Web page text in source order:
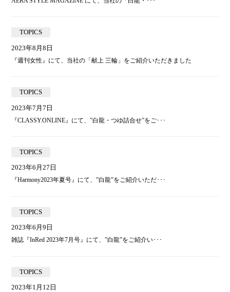
2023年8月8日
TOPICS
『週刊女性』にて、当社の「献上 三輪」をご紹介いただきました
2023年7月7日
TOPICS
『CLASSY.ONLINE』にて、”白龍・つゆ詰合せ”をご･･･
2023年6月27日
TOPICS
『Harmony2023年夏号』にて、”白龍”をご紹介いただ･･･
2023年6月9日
TOPICS
雑誌『InRed 2023年7月号』にて、”白龍”をご紹介い･･･
2023年1月12日
TOPICS